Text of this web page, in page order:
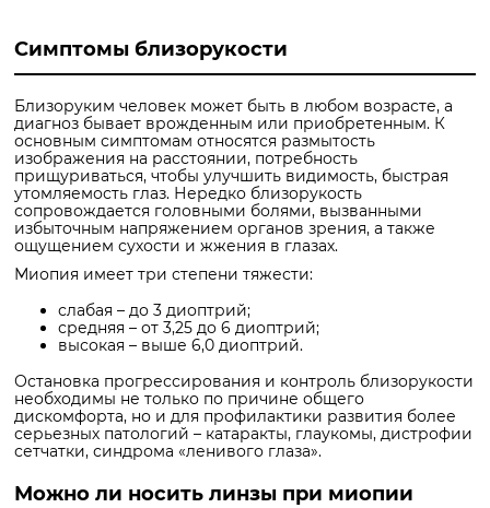
Симптомы близорукости
Близоруким человек может быть в любом возрасте, а
диагноз бывает врожденным или приобретенным. К
основным симптомам относятся размытость
изображения на расстоянии, потребность
прищуриваться, чтобы улучшить видимость, быстрая
утомляемость глаз. Нередко близорукость
сопровождается головными болями, вызванными
избыточным напряжением органов зрения, а также
ощущением сухости и жжения в глазах.
Миопия имеет три степени тяжести:
слабая – до 3 диоптрий;
средняя – от 3,25 до 6 диоптрий;
высокая – выше 6,0 диоптрий.
Остановка прогрессирования и контроль близорукости
необходимы не только по причине общего
дискомфорта, но и для профилактики развития более
серьезных патологий – катаракты, глаукомы, дистрофии
сетчатки, синдрома «ленивого глаза».
Можно ли носить линзы при миопии